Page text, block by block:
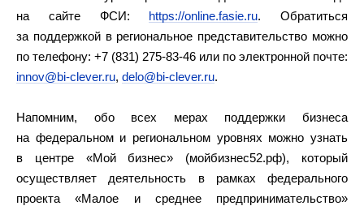
на сайте ФСИ: https://online.fasie.ru. Обратиться
за поддержкой в региональное представительство можно
по телефону: +7 (831) 275-83-46 или по электронной почте:
innov@bi-clever.ru, delo@bi-clever.ru.
Напомним, обо всех мерах поддержки бизнеса
на федеральном и региональном уровнях можно узнать
в центре «Мой бизнес» (мойбизнес52.рф), который
осуществляет деятельность в рамках федерального
проекта «Малое и среднее предпринимательство»